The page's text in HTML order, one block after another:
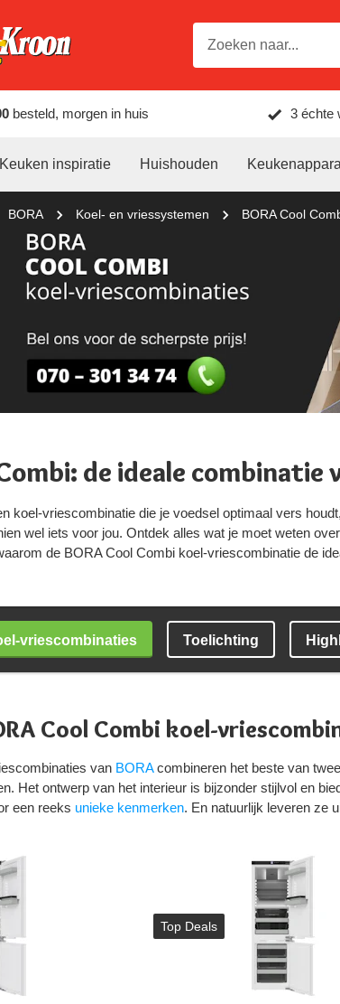
besteld, morgen in huis 3 échte
Keuken inspiratie Huishouden
BORA Koel- en vriessystemen BORA Cool
de ideale combinatie
koel-vriescombinatie die je voedsel optimaal vers
wel iets voor jou. Ontdek alles wat je moet weten
de BORA Cool Combi koel-vriescombinatie de
vriescombinaties Toelichting
Cool Combi koel-
van BORAcombineren het beste van
Het ontwerp van het interieur is bijzonder stijlvol en
een reeks unieke kenmerken. En natuurlijk leveren ze
Top Deals